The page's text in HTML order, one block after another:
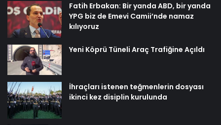
Fatih Erbakan: Bir yanda ABD, bir yanda
YPG biz de Emevi Camii’nde namaz
kılıyoruz
Yeni Köprü Tüneli Araç Trafiğine Açıldı
İhraçları istenen teğmenlerin dosyası
ikinci kez disiplin kurulunda